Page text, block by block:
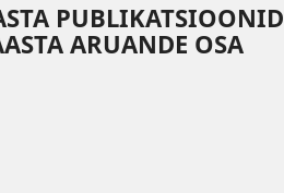
PUBLIKATSIOONID
ARUANDE OSA